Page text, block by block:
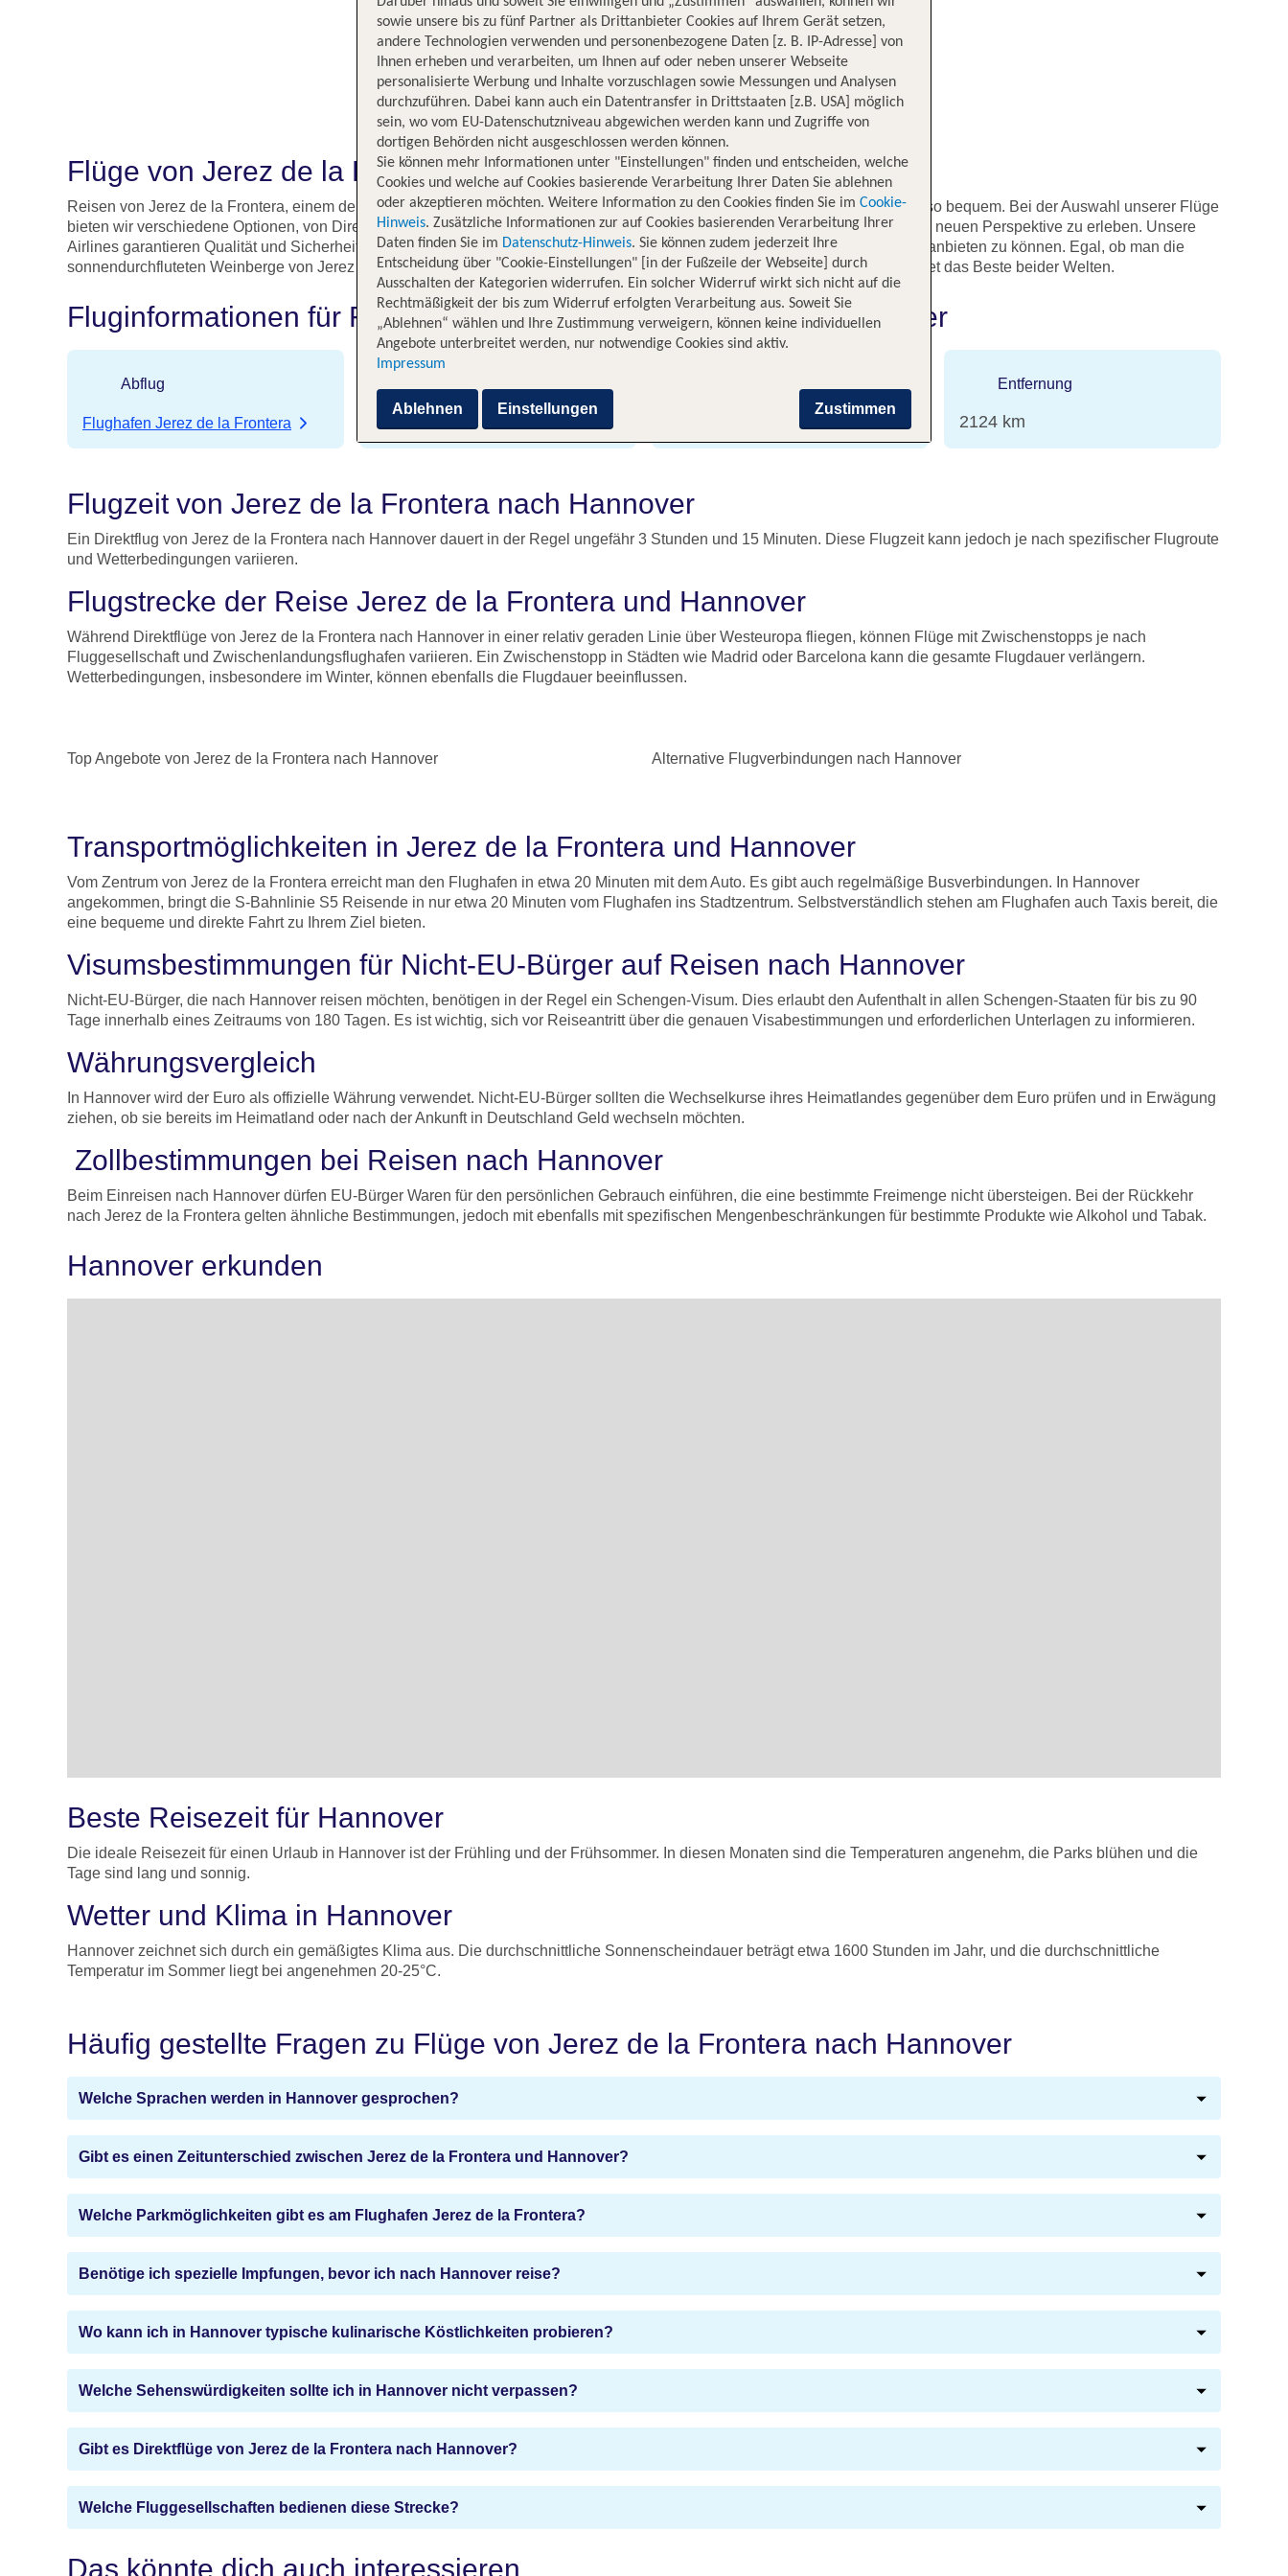
Flüge von Jerez de la Frontera nach Hannover
Reisen von Jerez de la Frontera, einem der Juwelen Andalusiens, nach Hannover, dem Herzen Niedersachsens, war noch nie so bequem. Bei der Auswahl unserer Flüge
bieten wir verschiedene Optionen, von Direktflügen bis zu Flügen mit Zwischenstopps, die es dir ermöglichen, Europa aus einer neuen Perspektive zu erleben. Unsere
Airlines garantieren Qualität und Sicherheit, und wir sind stolz darauf, diese Verbindung zwischen zwei faszinierenden Städten anbieten zu können. Egal, ob man die
sonnendurchfluteten Weinberge von Jerez oder die grünen Parks und Gärten Hannovers erkunden möchte, dieser Flug verbindet das Beste beider Welten.
Fluginformationen für Flüge von Jerez de la Frontera nach Hannover
Abflug
Flughafen Jerez de la Frontera Flughafen Hannover
Entfernung
2124 km
Flugzeit von Jerez de la Frontera nach Hannover
Ein Direktflug von Jerez de la Frontera nach Hannover dauert in der Regel ungefähr 3 Stunden und 15 Minuten. Diese Flugzeit kann jedoch je nach spezifischer Flugroute
und Wetterbedingungen variieren.
Flugstrecke der Reise Jerez de la Frontera und Hannover
Während Direktflüge von Jerez de la Frontera nach Hannover in einer relativ geraden Linie über Westeuropa fliegen, können Flüge mit Zwischenstopps je nach
Fluggesellschaft und Zwischenlandungsflughafen variieren. Ein Zwischenstopp in Städten wie Madrid oder Barcelona kann die gesamte Flugdauer verlängern.
Wetterbedingungen, insbesondere im Winter, können ebenfalls die Flugdauer beeinflussen.
Top Angebote von Jerez de la Frontera nach Hannover Alternative Flugverbindungen nach Hannover
Transportmöglichkeiten in Jerez de la Frontera und Hannover
Vom Zentrum von Jerez de la Frontera erreicht man den Flughafen in etwa 20 Minuten mit dem Auto. Es gibt auch regelmäßige Busverbindungen. In Hannover
angekommen, bringt die S-Bahnlinie S5 Reisende in nur etwa 20 Minuten vom Flughafen ins Stadtzentrum. Selbstverständlich stehen am Flughafen auch Taxis bereit, die
eine bequeme und direkte Fahrt zu Ihrem Ziel bieten.
Visumsbestimmungen für Nicht-EU-Bürger auf Reisen nach Hannover
Nicht-EU-Bürger, die nach Hannover reisen möchten, benötigen in der Regel ein Schengen-Visum. Dies erlaubt den Aufenthalt in allen Schengen-Staaten für bis zu 90
Tage innerhalb eines Zeitraums von 180 Tagen. Es ist wichtig, sich vor Reiseantritt über die genauen Visabestimmungen und erforderlichen Unterlagen zu informieren.
Währungsvergleich
In Hannover wird der Euro als offizielle Währung verwendet. Nicht-EU-Bürger sollten die Wechselkurse ihres Heimatlandes gegenüber dem Euro prüfen und in Erwägung
ziehen, ob sie bereits im Heimatland oder nach der Ankunft in Deutschland Geld wechseln möchten.
Zollbestimmungen bei Reisen nach Hannover
Beim Einreisen nach Hannover dürfen EU-Bürger Waren für den persönlichen Gebrauch einführen, die eine bestimmte Freimenge nicht übersteigen. Bei der Rückkehr
nach Jerez de la Frontera gelten ähnliche Bestimmungen, jedoch mit ebenfalls mit spezifischen Mengenbeschränkungen für bestimmte Produkte wie Alkohol und Tabak.
Hannover erkunden
Beste Reisezeit für Hannover
Die ideale Reisezeit für einen Urlaub in Hannover ist der Frühling und der Frühsommer. In diesen Monaten sind die Temperaturen angenehm, die Parks blühen und die
Tage sind lang und sonnig.
Wetter und Klima in Hannover
Hannover zeichnet sich durch ein gemäßigtes Klima aus. Die durchschnittliche Sonnenscheindauer beträgt etwa 1600 Stunden im Jahr, und die durchschnittliche
Temperatur im Sommer liegt bei angenehmen 20-25°C.
Häufig gestellte Fragen zu Flüge von Jerez de la Frontera nach Hannover
Welche Sprachen werden in Hannover gesprochen?
Gibt es einen Zeitunterschied zwischen Jerez de la Frontera und Hannover?
Welche Parkmöglichkeiten gibt es am Flughafen Jerez de la Frontera?
Benötige ich spezielle Impfungen, bevor ich nach Hannover reise?
Wo kann ich in Hannover typische kulinarische Köstlichkeiten probieren?
Welche Sehenswürdigkeiten sollte ich in Hannover nicht verpassen?
Gibt es Direktflüge von Jerez de la Frontera nach Hannover?
Welche Fluggesellschaften bedienen diese Strecke?
Das könnte dich auch interessieren
sowie unsere bis zu fünf Partner als Drittanbieter Cookies auf Ihrem Gerät setzen,
andere Technologien verwenden und personenbezogene Daten [z. B. IP-Adresse] von
Ihnen erheben und verarbeiten, um Ihnen auf oder neben unserer Webseite
personalisierte Werbung und Inhalte vorzuschlagen sowie Messungen und Analysen
durchzuführen. Dabei kann auch ein Datentransfer in Drittstaaten [z.B. USA] möglich
sein, wo vom EU-Datenschutzniveau abgewichen werden kann und Zugriffe von
dortigen Behörden nicht ausgeschlossen werden können.
Sie können mehr Informationen unter "Einstellungen" finden und entscheiden, welche
Cookies und welche auf Cookies basierende Verarbeitung Ihrer Daten Sie ablehnen
oder akzeptieren möchten. Weitere Information zu den Cookies finden Sie im Cookie-
Hinweis. Zusätzliche Informationen zur auf Cookies basierenden Verarbeitung Ihrer
Daten finden Sie im Datenschutz-Hinweis. Sie können zudem jederzeit Ihre
Entscheidung über "Cookie-Einstellungen" [in der Fußzeile der Webseite] durch
Ausschalten der Kategorien widerrufen. Ein solcher Widerruf wirkt sich nicht auf die
Rechtmäßigkeit der bis zum Widerruf erfolgten Verarbeitung aus. Soweit Sie
„Ablehnen“ wählen und Ihre Zustimmung verweigern, können keine individuellen
Angebote unterbreitet werden, nur notwendige Cookies sind aktiv.
Impressum
Zustimmen
Ablehnen Einstellungen